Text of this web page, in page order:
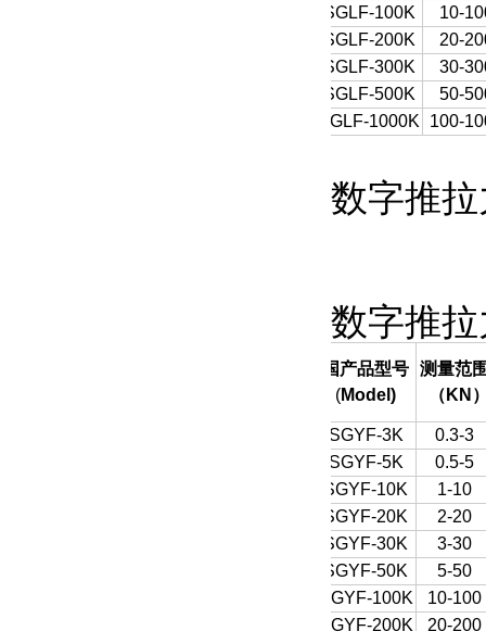
SGLF-100K
10-
SGLF-200K
20-
SGLF-300K
30-
SGLF-500K
50-
SGLF-1000K
100-
数字推
数字推
国产品型号
(Model)
测量范
（ KN
SGYF-3K
0.3-3
SGYF-5K
0.5-5
SGYF-10K
1-10
SGYF-20K
2-20
SGYF-30K
3-30
SGYF-50K
5-50
SGYF-100K
10-100
SGYF-200K
20-200